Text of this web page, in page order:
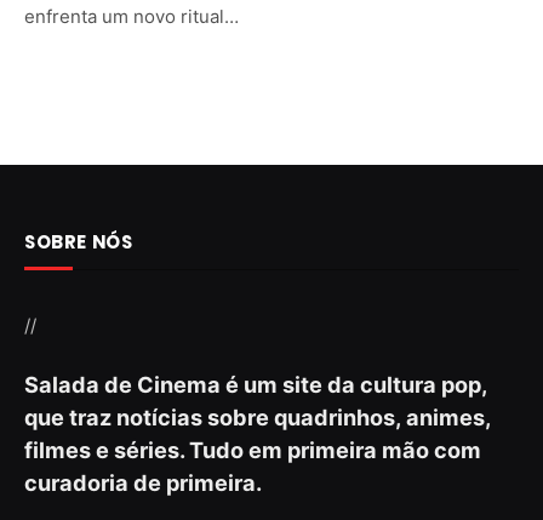
enfrenta um novo ritual…
SOBRE NÓS
//
Salada de Cinema é um site da cultura pop,
que traz notícias sobre quadrinhos, animes,
filmes e séries. Tudo em primeira mão com
curadoria de primeira.